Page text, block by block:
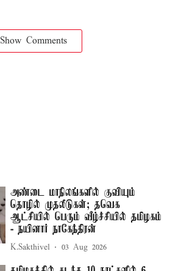
Show Comments
அண்டை மாநிலங்களில் குவியும்
தொழில் முதலீடுகள்; தவெக
ஆட்சியில் பெரும் வீழ்ச்சியில் தமிழகம்
- நயினார் நாகேந்திரன்
K.Sakthivel 03 Aug 2026